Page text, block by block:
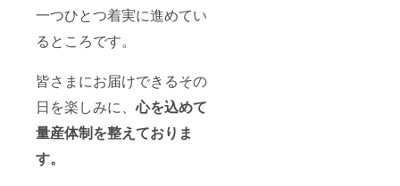
一つひとつ着実に進めてい
るところです。
皆さまにお届けできるその
日を楽しみに、心を込めて
量産体制を整えておりま
す。